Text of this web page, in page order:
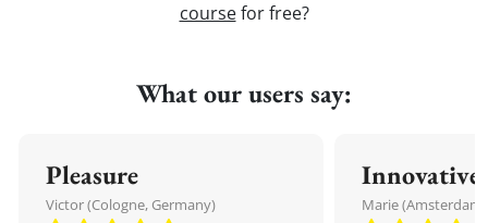
coursefor free?
What our users say:
Pleasure
Victor (Cologne, Germany)
Innovative
Marie